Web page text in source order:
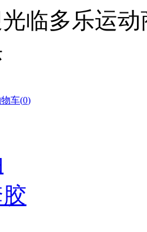
临多乐运动
车(0)